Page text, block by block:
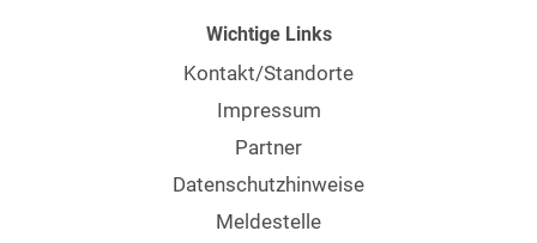
Wichtige Links
Kontakt/Standorte
Impressum
Partner
Datenschutzhinweise
Meldestelle